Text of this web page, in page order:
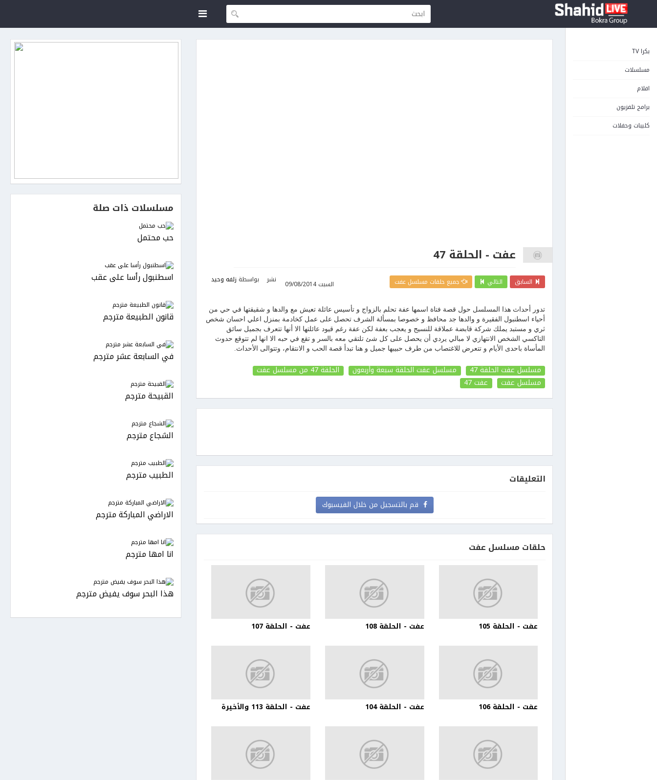
بكرا TV
مسلسلات
افلام
برامج تلفزيون
كليبات وحفلات
عفت - الحلقة 47
السابق التالي جميع حلقات مسلسل عفت نشر السبت 09/08/2014 بواسطة زلفه وحيد
تدور أحداث هذا المسلسل حول قصة فتاة اسمها عفة تحلم بالزواج و تأسيس عائلة تعيش مع والدها و شقيقتها في حي من
أحياء اسطنبول الفقيرة و والدها جد محافظ و خصوصا بمسألة الشرف تحصل على عمل كخادمة بمنزل اعلي احسان شخص
ثري و مستبد يملك شركة قابضة عملاقة للنسيج و يعجب بعفة لكن عفة رغم قيود عائلتها الا أنها تتعرف بجميل سائق
التاكسي الشخص الانتهازي لا مبالي يردي أن يحصل على كل شئ تلتقي معه بالسر و تقع في حبه الا انها لم تتوقع حدوث
المأساة باحدى الأيام و تتعرض للاغتصاب من طرف حبيبها جميل و هنا تبدأ قصة الحب و الانتقام، وتتوالى الأحداث.
مسلسل عفت الحلقة 47 مسلسل عفت الحلقة سبعة وأربعون الحلقة 47 من مسلسل عفت
مسلسل عفت
عفت47
التعليقات
قم بالتسجيل من خلال الفيسبوك
حلقات مسلسل عفت
عفت - الحلقة 105 عفت - الحلقة 108 عفت - الحلقة 107
عفت - الحلقة 106 عفت - الحلقة 104 عفت - الحلقة 113 والأخيرة
مسلسلات ذات صلة
حب محتمل
اسطنبول رأسا على عقب
قانون الطبيعة مترجم
في السابعة عشر مترجم
القبيحة مترجم
الشجاع مترجم
الطبيب مترجم
الاراضي المباركة مترجم
انا امها مترجم
هذا البحر سوف يفيض مترجم